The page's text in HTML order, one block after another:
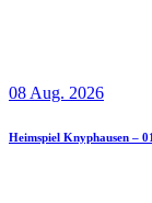
08 Aug. 2026
Heimspiel Knyphausen –